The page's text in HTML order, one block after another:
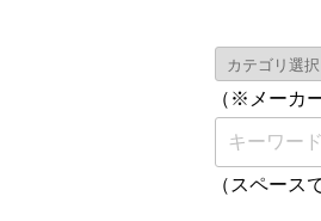
（※メーカ
（スペー